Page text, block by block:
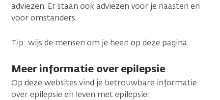
adviezen. Er staan ook adviezen voor je naasten en
voor omstanders.
Tip: wijs de mensen om je heen op deze pagina.
Meer informatie over epilepsie
Op deze websites vind je betrouwbare informatie
over epilepsie en leven met epilepsie: